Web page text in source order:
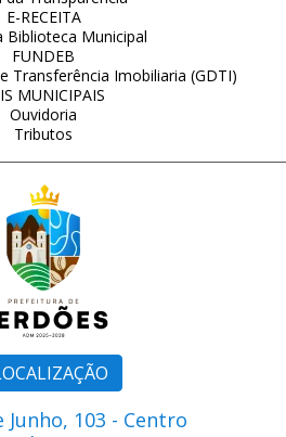
Junho, 103 - Centro
E-RECEITA
Biblioteca Municipal
FUNDEB
Transferência Imobiliaria (GDTI)
MUNICIPAIS
Ouvidoria
Tributos